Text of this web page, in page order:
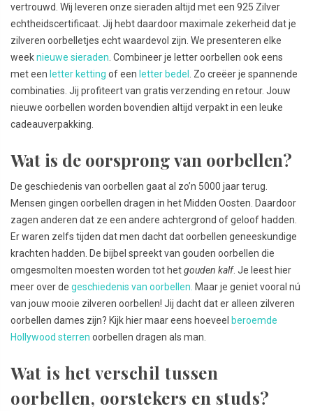
vertrouwd. Wij leveren onze sieraden altijd met een 925 Zilver
echtheidscertificaat. Jij hebt daardoor maximale zekerheid dat je
zilveren oorbelletjes echt waardevol zijn. We presenteren elke
weeknieuwe sieraden . Combineer je letter oorbellen ook eens
met een letter ketting of een letter bedel
. Zo creëer je spannende
combinaties. Jij profiteert van gratis verzending en retour. Jouw
nieuwe oorbellen worden bovendien altijd verpakt in een leuke
cadeauverpakking.
Wat is de oorsprong van oorbellen?
De geschiedenis van oorbellen gaat al zo’n 5000 jaar terug.
Mensen gingen oorbellen dragen in het Midden Oosten. Daardoor
zagen anderen dat ze een andere achtergrond of geloof hadden.
Er waren zelfs tijden dat men dacht dat oorbellen geneeskundige
krachten hadden. De bijbel spreekt van gouden oorbellen die
omgesmolten moesten worden tot hetgouden kalf. Je leest hier
meer over de geschiedenis van oorbellen. Maar je geniet vooral nú
van jouw mooie zilveren oorbellen! Jij dacht dat er alleen zilveren
oorbellen dames zijn? Kijk hier maar eens hoeveel beroemde
Hollywood sterren oorbellen dragen als man.
Wat is het verschil tussen
oorbellen, oorstekers en studs?